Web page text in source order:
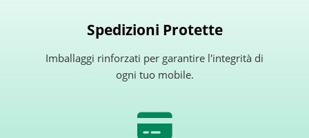
Spedizioni Protette
Imballaggi rinforzati per garantire l'integrità di
ogni tuo mobile.